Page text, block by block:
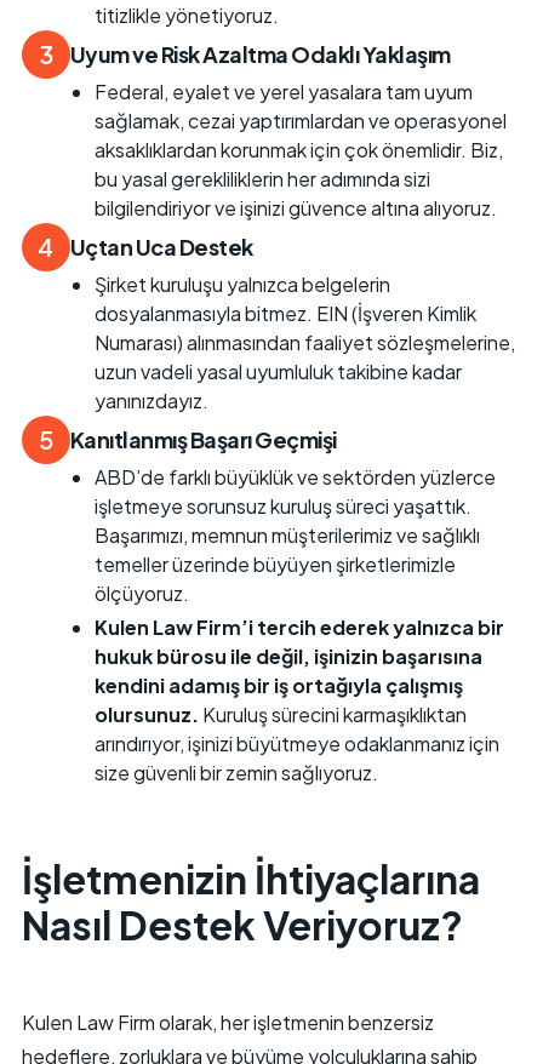
titizlikle yönetiyoruz.
3 Uyum ve Risk Azaltma Odaklı Yaklaşım
Federal, eyalet ve yerel yasalara tam uyum
sağlamak, cezai yaptırımlardan ve operasyonel
aksaklıklardan korunmak için çok önemlidir. Biz,
bu yasal gerekliliklerin her adımında sizi
bilgilendiriyor ve işinizi güvence altına alıyoruz.
4 Uçtan Uca Destek
Şirket kuruluşu yalnızca belgelerin
dosyalanmasıyla bitmez. EIN (İşveren Kimlik
Numarası) alınmasından faaliyet sözleşmelerine,
uzun vadeli yasal uyumluluk takibine kadar
yanınızdayız.
5 Kanıtlanmış Başarı Geçmişi
ABD’de farklı büyüklük ve sektörden yüzlerce
işletmeye sorunsuz kuruluş süreci yaşattık.
Başarımızı, memnun müşterilerimiz ve sağlıklı
temeller üzerinde büyüyen şirketlerimizle
ölçüyoruz.
Kulen Law Firm’i tercih ederek yalnızca bir
hukuk bürosu ile değil, işinizin başarısına
kendini adamış bir iş ortağıyla çalışmış
olursunuz. Kuruluş sürecini karmaşıklıktan
arındırıyor, işinizi büyütmeye odaklanmanız için
size güvenli bir zemin sağlıyoruz.
İşletmenizin İhtiyaçlarına
Nasıl Destek Veriyoruz?
Kulen Law Firm olarak, her işletmenin benzersiz
hedeflere, zorluklara ve büyüme yolculuklarına sahip